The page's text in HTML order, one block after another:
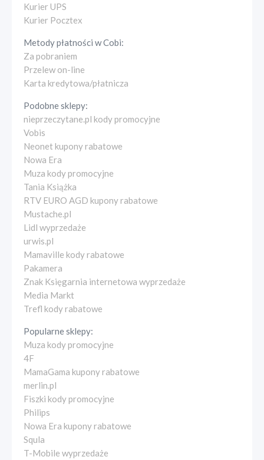
Kurier UPS
Kurier Pocztex
Metody płatności wCobi:
Za pobraniem
Przelew on-line
Karta kredytowa/płatnicza
Podobne sklepy:
nieprzeczytane.pl kody promocyjne
Vobis
Neonet kupony rabatowe
Nowa Era
Muza kody promocyjne
Tania Książka
RTV EURO AGD kupony rabatowe
Mustache.pl
Lidl wyprzedaże
urwis.pl
Mamaville kody rabatowe
Pakamera
Znak Księgarnia internetowa wyprzedaże
Media Markt
Trefl kody rabatowe
Popularne sklepy:
Muza kody promocyjne
4F
MamaGama kupony rabatowe
merlin.pl
Fiszki kody promocyjne
Philips
Nowa Era kupony rabatowe
Squla
T-Mobile wyprzedaże